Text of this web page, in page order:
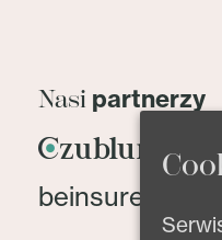
Nasi partnerzy